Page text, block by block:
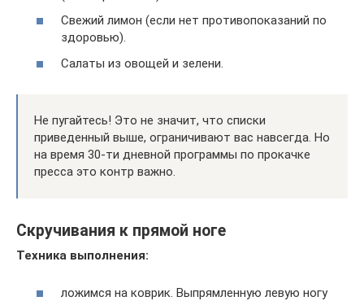
Свежий лимон (если нет противопоказаний по
здоровью).
Салаты из овощей и зелени.
Не пугайтесь! Это не значит, что списки
приведенный выше, ограничивают вас навсегда. Но
на время 30-ти дневной программы по прокачке
пресса это контр важно.
Скручивания к прямой ноге
Техника выполнения:
ложимся на коврик. Выпрямленную левую ногу